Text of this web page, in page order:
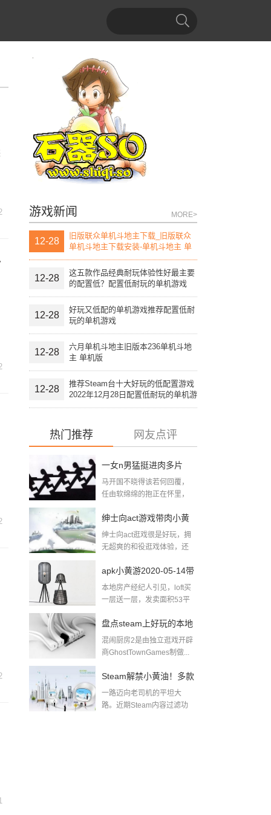
游戏新闻 MORE>
12-28
旧版联众单机斗地主下载_旧版联众
单机斗地主下载安装-单机斗地主 单
机版
12-28
这五款作品经典耐玩体验性好最主要
的配置低？配置低耐玩的单机游戏
12-28
好玩又低配的单机游戏推荐配置低耐
玩的单机游戏
12-28
六月单机斗地主旧版本236单机斗地
主 单机版
12-28
推荐Steam台十大好玩的低配置游戏
2022年12月28日配置低耐玩的单机游
戏
热门推荐 网友点评
一女n男猛挺进肉多片
段：大尺寸的小黄说说
马开国不晓得该若何回覆，
任由软绵绵的抱正在怀里，
绅士向act游戏带肉小黄
游下载
绅士向act逛戏很是好玩，拥
无超爽的和役逛戏体验，还
apk小黄游2020-05-14带
肉小黄游下载
本地房产经纪人引见，loft买
一层送一层，发卖面积53平
盘点steam上好玩的本地
多人游戏pc同屏双人游
混闹厨房2是由独立逛戏开辟
商GhostTownGames制做...
Steam解禁小黄油！多款
游戏迅速推出无和谐更
一路迈向老司机的平坦大
路。近期Steam内容过滤功